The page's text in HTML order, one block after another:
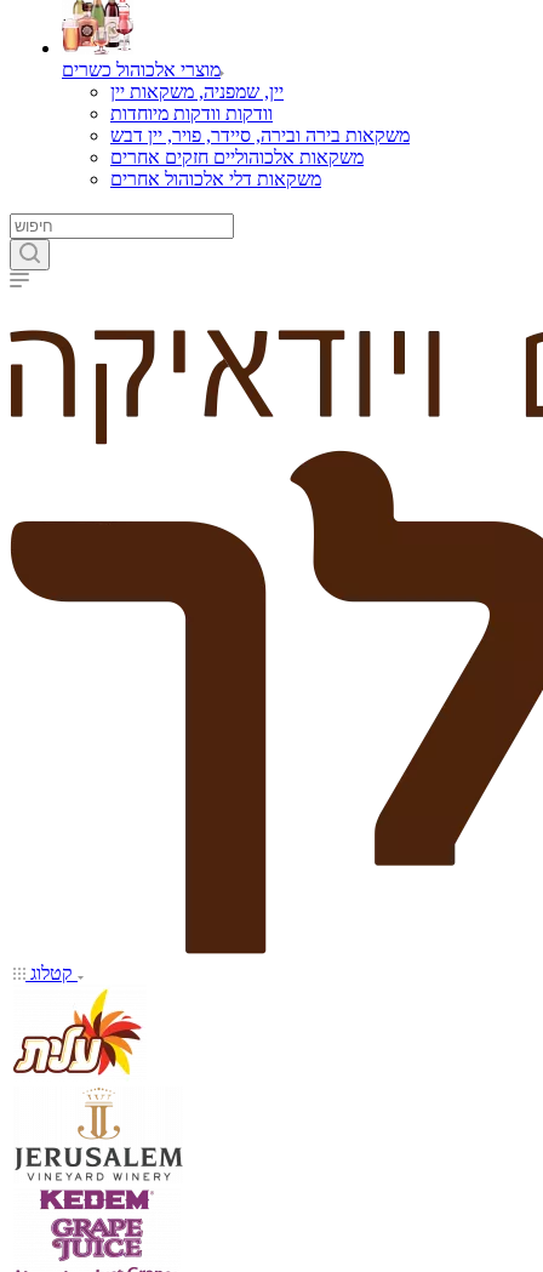
מוצרי אלכוהול כשרים
יין, שמפניה, משקאות יין
וודקות וודקות מיוחדות
משקאות בירה ובירה, סיידר, פויר, יין דבש
משקאות אלכוהוליים חזקים אחרים
משקאות דלי אלכוהול אחרים